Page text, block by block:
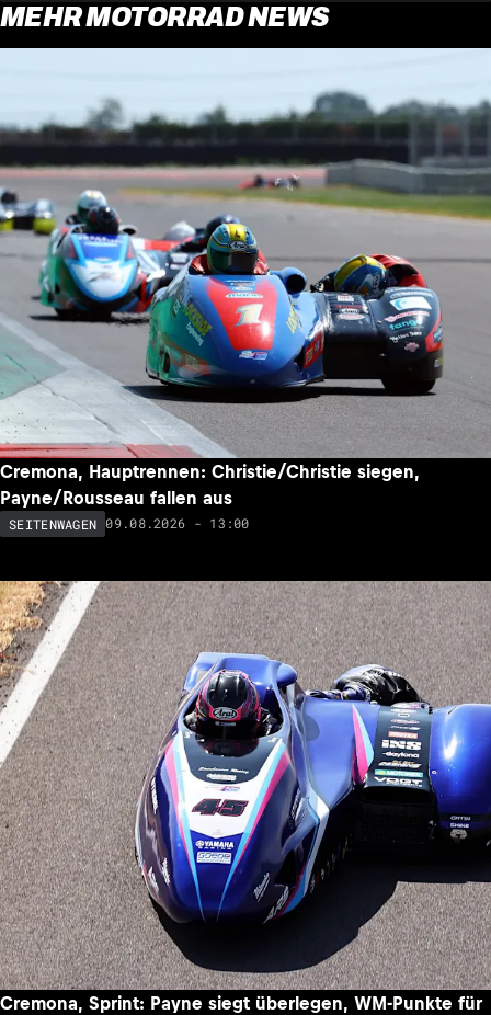
MEHR MOTORRAD NEWS
Cremona, Hauptrennen: Christie/Christie siegen,
Payne/Rousseau fallen aus
SEITENWAGEN 09.08.2026 - 13:00
Cremona, Sprint: Payne siegt überlegen, WM-Punkte für